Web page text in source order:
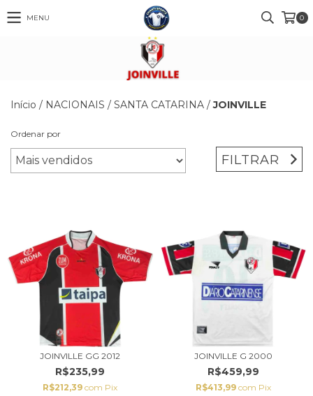
MENU 0
Início / NACIONAIS / SANTA CATARINA / JOINVILLE
Ordenar por
FILTRAR
JOINVILLE GG 2012
R$235,99
R$212,39 com Pix
JOINVILLE G 2000
R$459,99
R$413,99 com Pix